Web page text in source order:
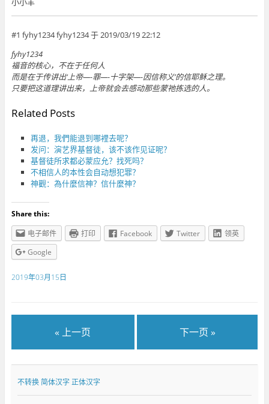
#1 fyhy1234 fyhy1234 于 2019/03/19 22:12
fyhy1234
福音的核心，不在于任何人
而是在于传讲出‘上帝—-罪—-十字架—-因信称义’的信耶稣之理。
只要把这道理讲出来，上帝就会去感动那些蒙祂拣选的人。
Related Posts
再退，我們能退到哪裡去呢？
发问：演艺界基督徒，该不该作见证呢？
基督徒所求都必蒙应允？找死吗？
不相信人的本性会自动想犯罪？
神觀：為什麼信神？信什麼神？
Share this:
电子邮件
打印 Facebook Twitter
领英
Google
2019年03月15日
« 上一页 下一页 »
不转换 简体汉字 正体汉字